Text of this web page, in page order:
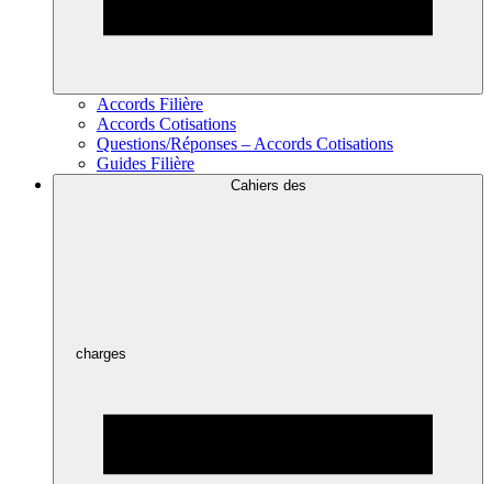
Accords Filière
Accords Cotisations
Questions/Réponses – Accords Cotisations
Guides Filière
Cahiers des
charges